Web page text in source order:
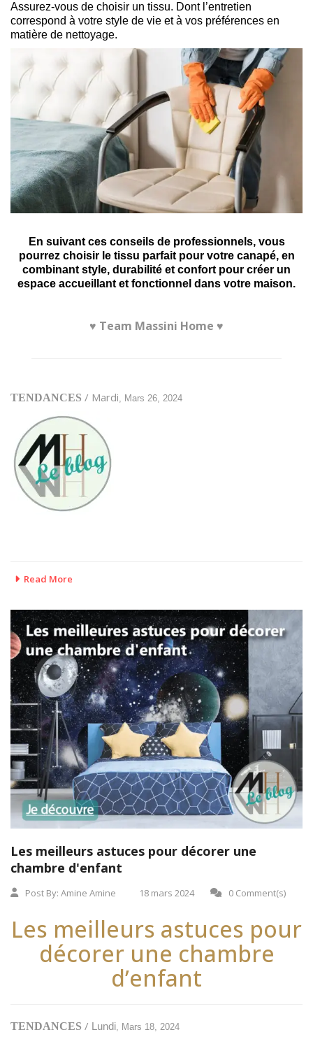
Assurez-vous de choisir un tissu. Dont l’entretien
correspond à votre style de vie et à vos préférences en
matière de nettoyage.
En suivant ces conseils de professionnels, vous
pourrez choisir le tissu parfait pour votre canapé, en
combinant style, durabilité et confort pour créer un
espace accueillant et fonctionnel dans votre maison.
♥ Team Massini Home ♥
TENDANCES / Mardi , Mars 26, 2024
Read More
Les meilleurs astuces pour décorer une
chambre d'enfant
Post By: Amine Amine 18 mars 2024 0 Comment(s)
Les meilleurs astuces pour
décorer une chambre
d’enfant
TENDANCES / Lundi, Mars 18, 2024